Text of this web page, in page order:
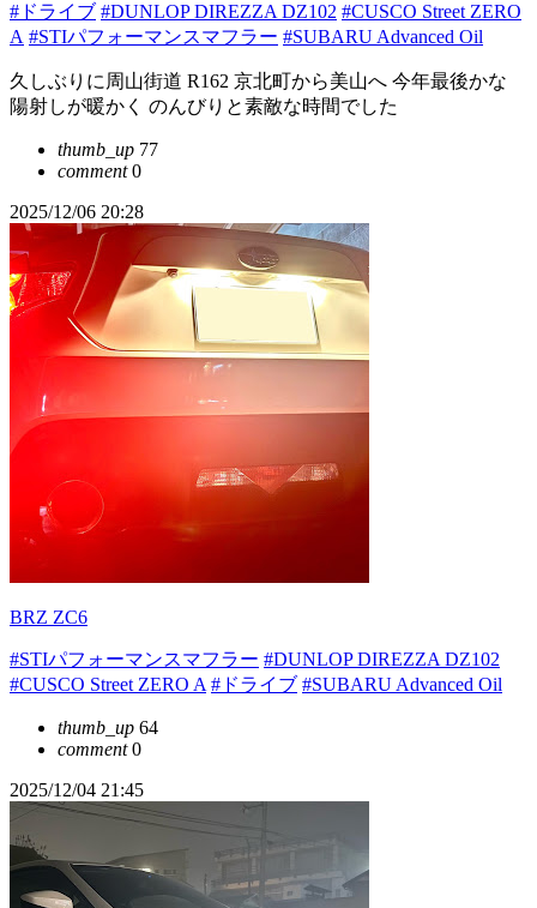
#ドライブ #DUNLOP DIREZZA DZ102 #CUSCO Street ZERO
A #STIパフォーマンスマフラー #SUBARU Advanced Oil
久しぶりに周山街道 R162 京北町から美山へ 今年最後かな
陽射しが暖かく のんびりと素敵な時間でした
thumb_up 77
comment0
2025/12/06 20:28
BRZ ZC6
#STIパフォーマンスマフラー #DUNLOP DIREZZA DZ102
#CUSCO Street ZERO A #ドライブ #SUBARU Advanced Oil
thumb_up 64
comment0
2025/12/04 21:45